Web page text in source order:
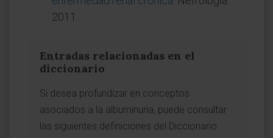
2011.
Entradas relacionadas en el
diccionario
Si desea profundizar en conceptos
asociados a la albuminuria, puede consultar
las siguientes definiciones del Diccionario